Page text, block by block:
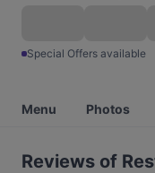
Special Offers available
Menu Photos
Reviews of